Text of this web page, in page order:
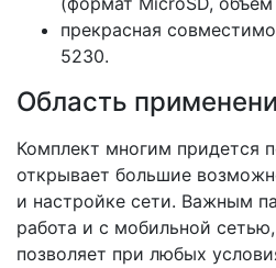
прекрасная
5230.
Область
Комплект многим придется
открывает большие
и настройке сети. Важным
работа и с мобильной
позволяет при любых